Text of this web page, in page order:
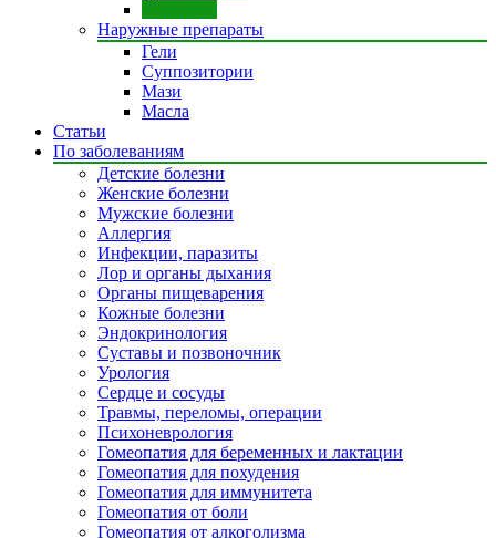
Наружные препараты
Гели
Суппозитории
Мази
Масла
Статьи
По заболеваниям
Детские болезни
Женские болезни
Мужские болезни
Аллергия
Инфекции, паразиты
Лор и органы дыхания
Органы пищеварения
Кожные болезни
Эндокринология
Суставы и позвоночник
Урология
Сердце и сосуды
Травмы, переломы, операции
Психоневрология
Гомеопатия для беременных и лактации
Гомеопатия для похудения
Гомеопатия для иммунитета
Гомеопатия от боли
Гомеопатия от алкоголизма